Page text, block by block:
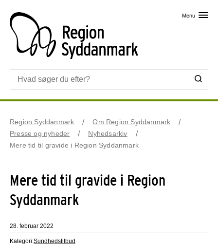
Menu
Region Syddanmark
Om Region Syddanmark
Presse og nyheder
Nyhedsarkiv
Mere tid til gravide i Region Syddanmark
Mere tid til gravide i Region
Syddanmark
28. februar 2022
Kategori:Sundhedstilbud